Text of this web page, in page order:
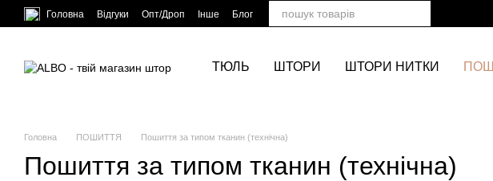
Перейти до основного контенту
Головна Відгуки Опт/Дроп Інше Блог
ТЮЛЬ ШТОРИ ШТОРИ НИТКИ
Головна ПОШИТТЯ Пошиття за типом тканин (технічна)
Пошиття за типом тканин (технічна)